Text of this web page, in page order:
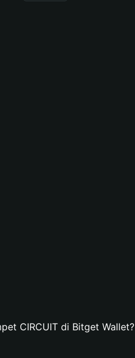
CIRCUIT di Bitget Wallet?